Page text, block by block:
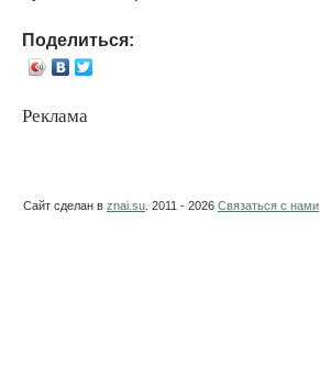
Поделиться:
Реклама
Сайт сделан в znai.su . 2011 - 2026 Связаться с нами